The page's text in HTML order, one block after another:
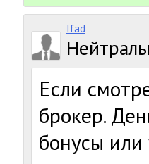
Ifad
Если
брокер.
бонусы или